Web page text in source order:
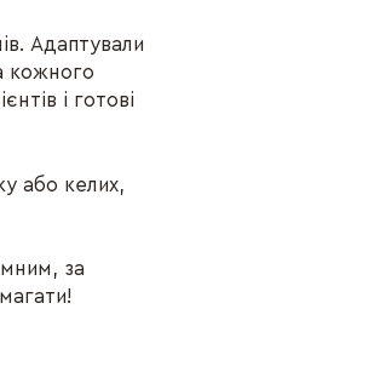
Адаптували
кожного
і готові
або келих,
за